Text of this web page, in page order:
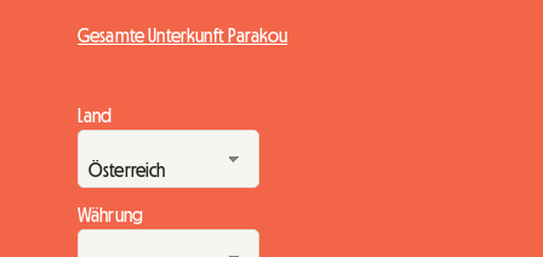
Gesamte Unterkunft Parakou
Land
Währung